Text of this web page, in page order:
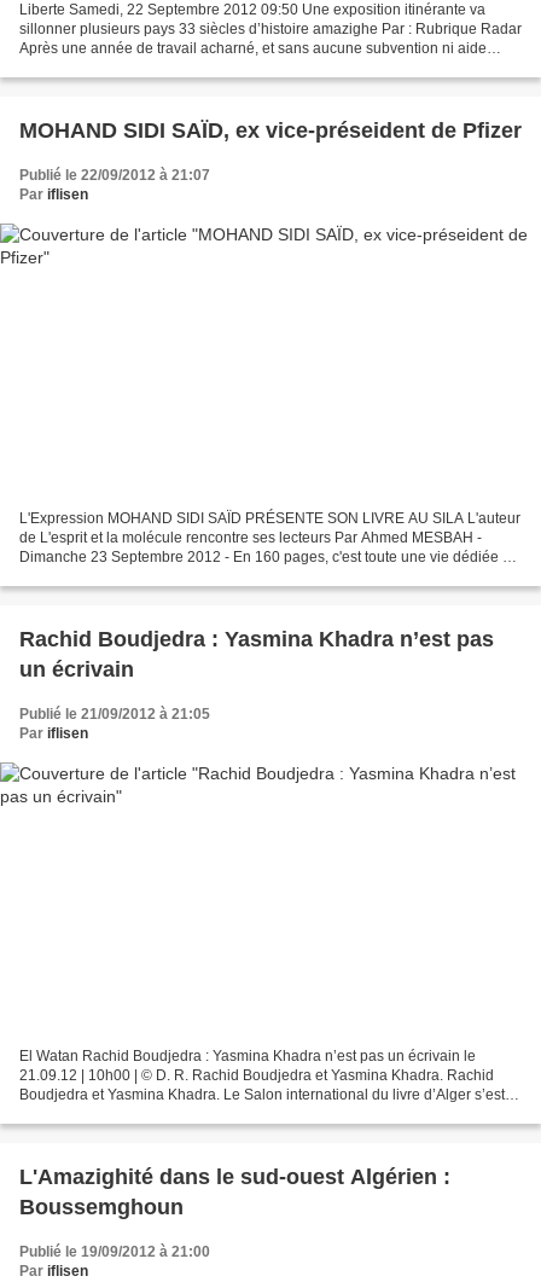
Liberte Samedi, 22 Septembre 2012 09:50 Une exposition itinérante va
sillonner plusieurs pays 33 siècles d’histoire amazighe Par : Rubrique Radar
Après une année de travail acharné, et sans aucune subvention ni aide
MOHAND SIDI SAÏD, ex vice-préseident de Pfizer
Publié le 22/09/2012 à 21:07
Par iflisen
L'Expression MOHAND SIDI SAÏD PRÉSENTE SON LIVRE AU SILA L'auteur
de L'esprit et la molécule rencontre ses lecteurs Par Ahmed MESBAH -
Dimanche 23 Septembre 2012 - En 160 pages, c'est toute une vie dédiée à
Rachid Boudjedra : Yasmina Khadra n’est pas
un écrivain
Publié le 21/09/2012 à 21:05
Par iflisen
El Watan Rachid Boudjedra : Yasmina Khadra n’est pas un écrivain le
21.09.12 | 10h00 | © D. R. Rachid Boudjedra et Yasmina Khadra. Rachid
Boudjedra et Yasmina Khadra. Le Salon international du livre d’Alger s’est
L'Amazighité dans le sud-ouest Algérien :
Boussemghoun
Publié le 19/09/2012 à 21:00
Par iflisen